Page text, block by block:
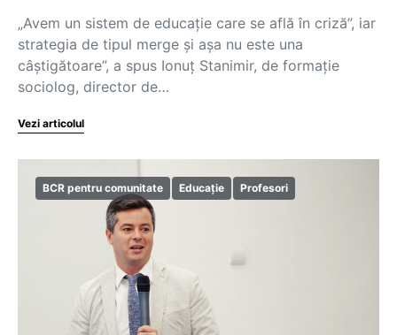
„Avem un sistem de educație care se află în criză”, iar
strategia de tipul merge și așa nu este una
câștigătoare”, a spus Ionuț Stanimir, de formație
sociolog, director de…
Vezi articolul
BCR pentru comunitate Educație Profesori